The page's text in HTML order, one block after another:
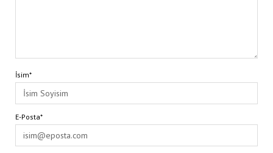
İsim*
E-Posta*